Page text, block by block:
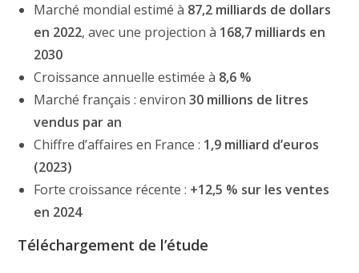
Marché mondial estimé à 87,2 milliards de dollars
en 2022, avec une projection à 168,7 milliards en
2030
Croissance annuelle estimée à 8,6 %
Marché français : environ30 millions de litres
vendus par an
Chiffre d’affaires en France : 1,9 milliard d’euros
(2023)
Forte croissance récente : +12,5 % sur les ventes
en 2024
Téléchargement de l’étude